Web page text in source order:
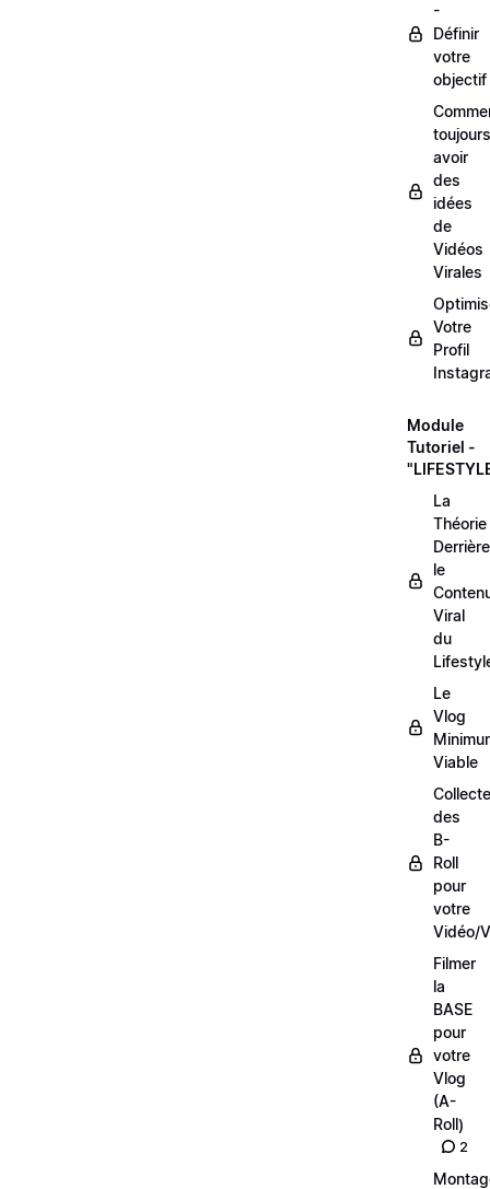
-
Définir
votre
objectif
toujours
avoir
des
idées
de
Vidéos
Virales
Votre
Profil
Module
Tutoriel -
La
Théorie
Derrière
le
Viral
du
Le
Vlog
Viable
des
B-
Roll
pour
votre
Vidéo/
Filmer
la
BASE
pour
votre
Vlog
(A-
Roll)
2